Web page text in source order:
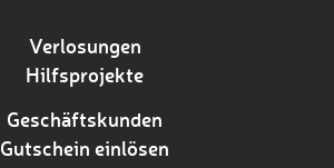
Verlosungen
Hilfsprojekte
Geschäftskunden
Gutschein einlösen